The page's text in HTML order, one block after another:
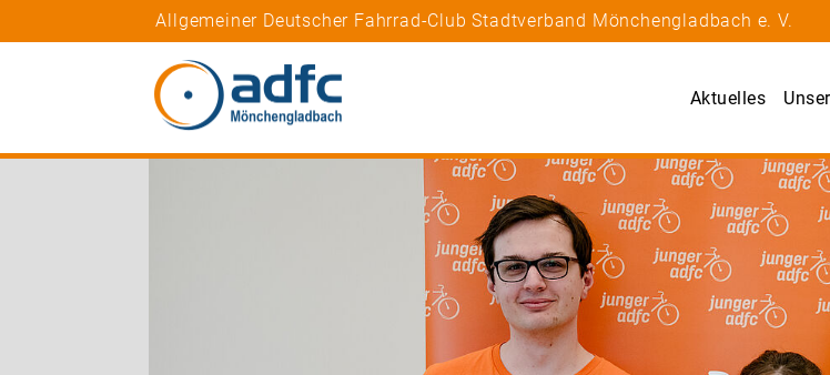
Allgemeiner Deutscher Fahrrad-Club Stadtverband Mönchengladbach e. V.
Aktuelles